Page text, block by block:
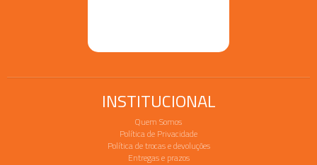
INSTITUCIONAL
Quem Somos
Política de Privacidade
Política de trocas e devoluções
Entregas e prazos